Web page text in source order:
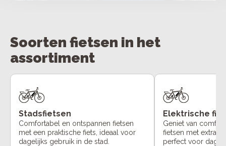
Soorten fietsen in het
assortiment
Stadsfietsen
Comfortabel en ontspannen fietsen
met een praktische fiets, ideaal voor
dagelijks gebruik in de stad.
Elektrische
Geniet van
fietsen met extra
perfect voor